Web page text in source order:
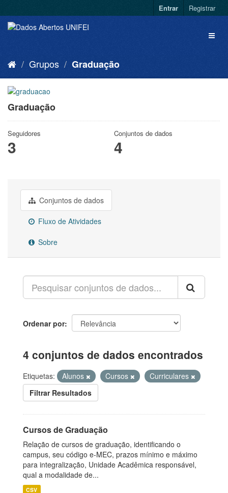
Entrar Registrar
Grupos Graduação
Graduação
Seguidores
3
Conjuntos de dados
4
Conjuntos de dados
Fluxo de Atividades
Sobre
Ordenar por
4 conjuntos de dados encontrados
Etiquetas: Alunos Cursos
Curriculares
Filtrar Resultados
Cursos de Graduação
Relação de cursos de graduação, identificando o
campus, seu código e-MEC, prazos mínimo e máximo
para integralização, Unidade Acadêmica responsável,
qual a modalidade de...
CSV